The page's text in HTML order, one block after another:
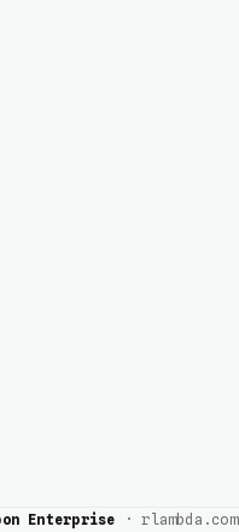
Enterprise · rlambda.com